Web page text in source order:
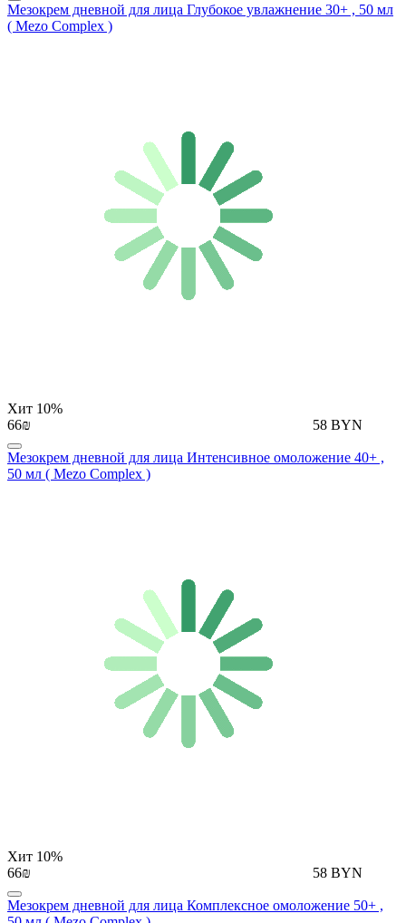
Мезокрем дневной для лица Глубокое увлажнение 30+ , 50 мл
( Mezo Complex )
Хит 10%
66₪
58 BYN
Мезокрем дневной для лица Интенсивное омоложение 40+ ,
50 мл ( Mezo Complex )
Хит 10%
66₪
58 BYN
Мезокрем дневной для лица Комплексное омоложение 50+ ,